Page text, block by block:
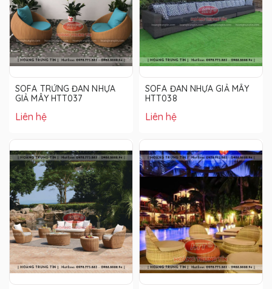
SOFA TRỨNG ĐAN NHỰA
GIẢ MÂY HTT037
Liên hệ
SOFA ĐAN NHỰA GIẢ MÂY
HTT038
Liên hệ